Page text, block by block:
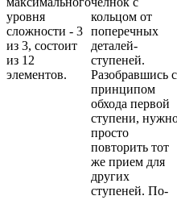
уровня
сложности - 3
из 3, состоит
из 12
элементов.
кольцом от
поперечных
деталей-
ступеней.
Разобравшись с
принципом
обхода первой
ступени,
просто
повторить тот
же прием для
других
ступеней. По-